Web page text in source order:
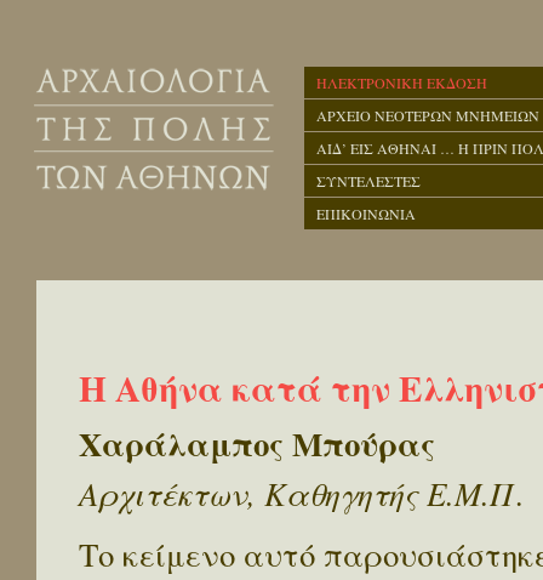
ΗΛΕΚΤΡΟΝΙΚΗ ΕΚΔΟΣΗ
ΑΡΧΕΙΟ ΝΕΟΤΕΡΩΝ ΜΝΗΜΕΙΩΝ
ΑΙΔ’ ΕΙΣ ΑΘΗΝΑΙ … Η ΠΡΙΝ
ΣΥΝΤΕΛΕΣΤΕΣ
ΕΠΙΚΟΙΝΩΝΙΑ
Η Αθήνα κατά την
Χαράλαμπος Μπούρας
Αρχιτέκτων, Καθηγητής Ε.Μ.Π.
Το κείμενο αυτό